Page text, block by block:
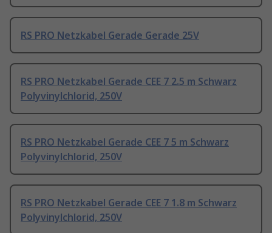
RS PRO Netzkabel Gerade Gerade 25V
RS PRO Netzkabel Gerade CEE 7 2.5 m Schwarz
Polyvinylchlorid, 250V
RS PRO Netzkabel Gerade CEE 7 5 m Schwarz
Polyvinylchlorid, 250V
RS PRO Netzkabel Gerade CEE 7 1.8 m Schwarz
Polyvinylchlorid, 250V